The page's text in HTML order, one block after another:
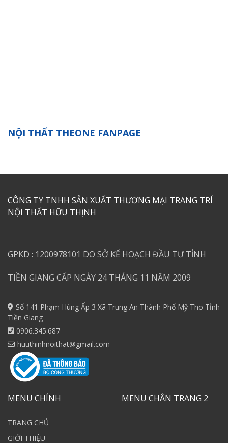
NỘI THẤT THEONE FANPAGE
CÔNG TY TNHH SẢN XUẤT THƯƠNG MẠI TRANG TRÍ
NỘI THẤT HỮU THỊNH
GPKD : 1200978101 DO SỞ KẾ HOẠCH ĐẦU TƯ TỈNH
TIỀN GIANG CẤP NGÀY 24 THÁNG 11 NĂM 2009
Số 141 Phạm Hùng Ấp 3 Xã Trung An Thành Phố Mỹ Tho Tỉnh
Tiền Giang
0906.345.687
huuthinhnoithat@gmail.com
MENU CHÍNH
TRANG CHỦ
GIỚI THIỆU
MENU CHÂN TRANG 2